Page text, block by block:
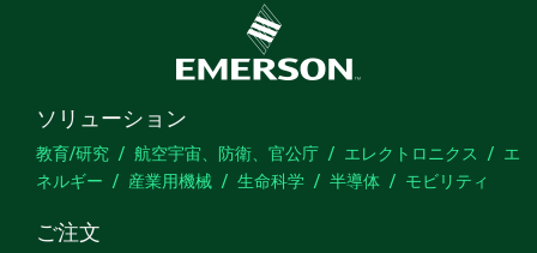
ソリューション
教育/研究 航空宇宙、防衛、官公庁 エレクトロニクス
エ
ネルギー
産業用機械 生命科学 半導体 モビリティ
ご注文